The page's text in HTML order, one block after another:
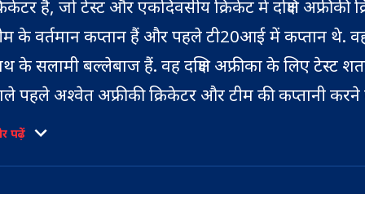
हैं, जो टेस्ट और एकदिवसीय क्रिकेट में दक्षिण अफ्रीकी
के वर्तमान कप्तान हैं और पहले टी20आई में कप्तान थे.
के सलामी बल्लेबाज हैं. वह दक्षिण अफ्रीका के लिए टेस्ट
पहले अश्वेत अफ्रीकी क्रिकेटर और टीम की कप्तानी करने
खिलाड़ी थे. बावुमा तीन दक्षिण अफ्रीकी क्रिकेटरों में से एक
बढ़े हैं. उनकी शिक्षा न्यूलैंड्स में साउथ अफ्रीकी कॉलेज
पढ़ें